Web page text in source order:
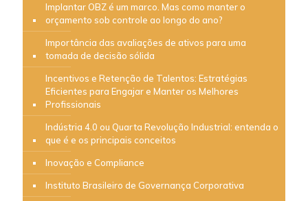
Implantar OBZ é um marco. Mas como manter o
orçamento sob controle ao longo do ano?
Importância das avaliações de ativos para uma
tomada de decisão sólida
Incentivos e Retenção de Talentos: Estratégias
Eficientes para Engajar e Manter os Melhores
Profissionais
Indústria 4.0 ou Quarta Revolução Industrial: entenda o
que é e os principais conceitos
Inovação e Compliance
Instituto Brasileiro de Governança Corporativa